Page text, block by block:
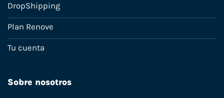
DropShipping
Plan Renove
Tu cuenta
Sobre nosotros